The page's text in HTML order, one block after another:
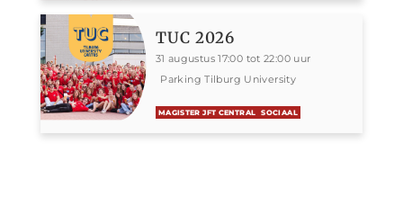
TUC 2026
31 augustus 17:00 tot 22:00 uur
Parking Tilburg University
MAGISTER JFT CENTRAL SOCIAAL